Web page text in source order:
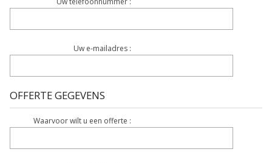
Uw e-mailadres :
OFFERTE GEGEVENS
Waarvoor wilt u een offerte :